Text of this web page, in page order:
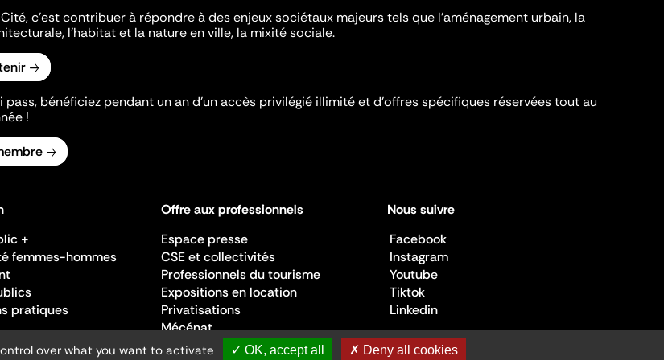
c'est contribuer à répondre à des enjeux sociétaux majeurs tels que l'aménagement urbain, la
l'habitat et la nature en ville, la mixité sociale.
pass, bénéficiez pendant un an d’un accès privilégié illimité et d’offres spécifiques réservées tout au
!
+
femmes-hommes
pratiques
Offre aux professionnels
Espace presse
CSE et collectivités
Professionnels du tourisme
Expositions en location
Privatisations
Mécénat
Nous suivre
Facebook
Instagram
Youtube
Tiktok
Linkedin
over what you want to activate ✓ OK, accept all ✗ Deny all cookies